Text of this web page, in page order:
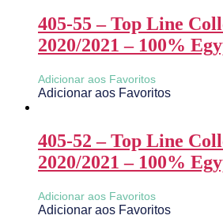
405-55 – Top Line
2020/2021 – 100%
Adicionar aos Favoritos
Adicionar aos Favoritos
405-52 – Top Line
2020/2021 – 100%
Adicionar aos Favoritos
Adicionar aos Favoritos